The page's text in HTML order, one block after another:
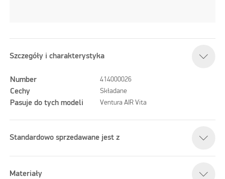
Szczegóły i charakterystyka
Number 414000026
Cechy Składane
Pasuje do tych modeli Ventura AIR Vita
Standardowo sprzedawane jest z
Materiały